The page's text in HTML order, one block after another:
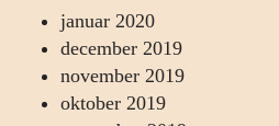
januar 2020
december 2019
november 2019
oktober 2019